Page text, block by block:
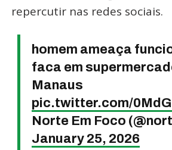
repercutir nas redes sociais.
homem ameaça
faca em
Manaus
pic.twitter.com/
Norte Em Foco
January 25, 2026